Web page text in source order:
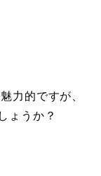
力的ですが、
ょうか？